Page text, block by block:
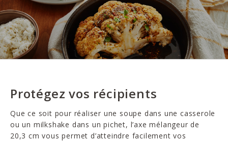
Protégez vos récipients
Que ce soit pour réaliser une soupe dans une casserole
ou un milkshake dans un pichet, l’axe mélangeur de
20,3 cm vous permet d’atteindre facilement vos